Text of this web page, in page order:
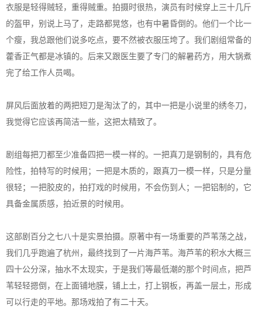
衣服是轻得贼轻，重得贼重。拍摄时很热，演员有时候穿上三十几斤
的盔甲，别说上马了，走路都晃悠，也有中暑昏倒的。他们一个比一
个瘦，我总跟他们说多吃点，要不然被衣服压垮了。我们剧组常备的
藿香正气都是冰镇的。后来又跟医生要了专门的解暑药方，用大锅煮
完了给工作人员喝。
屏风后面放着的两把短刀是淘汰了的，其中一把是小说里的绣冬刀，
我觉得它应该再简洁一些，这把太精致了。
剧组每把刀都至少准备四把一模一样的。一把真刀是钢制的，具有危
险性，拍特写的时候用；一把是木质的，跟真刀一模一样，只是分量
很轻；一把胶皮的，拍打戏的时候用，不会伤到人；一把铝制的，它
具备金属质感，拍近景的时候用。
这部剧百分之七八十是实景拍摄。原著中有一场重要的芦苇荡之战，
我们几乎跑遍了杭州，最终找到了一片海芦苇。海芦苇的积水大概三
四十公分深，抽水不太现实，于是我们等最低潮的那个时间点，把芦
苇轻轻摁倒，在上面铺地膜，铺上土，打上钢板，再盖一层土，形成
可以行走的平地。那场戏拍了有二十天。